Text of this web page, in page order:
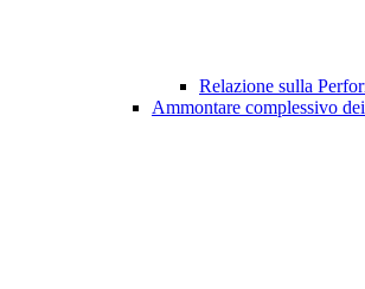
Relazione sulla
Ammontare complessivo